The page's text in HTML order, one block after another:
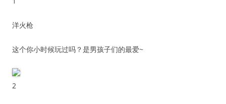
洋火枪
这个你小时候玩过吗？是男孩子们的最爱~
2